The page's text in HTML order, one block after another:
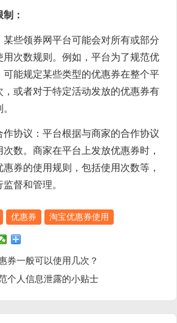
：
某些领券网平台可能会对所有或部分
用次数规则。例如，平台为了规范优
可能规定某些类型的优惠券在整个平
，或者对于特定活动发放的优惠券有
作协议：平台根据与商家的合作协议
数。商家在平台上发放优惠券时，
券的使用规则，包括使用次数等，
督和管理。
优惠券 淘宝优惠券使用
券一般可以使用几次？
个人信息泄露的小贴士